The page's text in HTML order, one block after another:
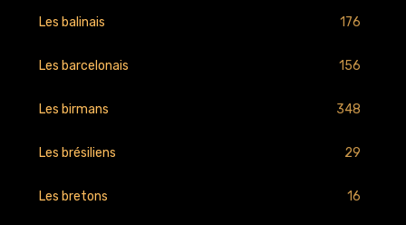
Les balinais 176
Les barcelonais 156
Les birmans 348
Les brésiliens 29
Les bretons 16